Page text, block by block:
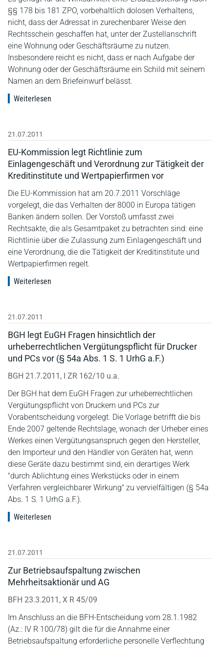
§§ 178 bis 181 ZPO, vorbehaltlich dolosen Verhaltens,
nicht, dass der Adressat in zurechenbarer Weise den
Rechtsschein geschaffen hat, unter der Zustellanschrift
eine Wohnung oder Geschäftsräume zu nutzen.
Insbesondere reicht es nicht, dass er nach Aufgabe der
Wohnung oder der Geschäftsräume ein Schild mit seinem
Namen an dem Briefeinwurf belässt.
Weiterlesen
21.07.2011
EU-Kommission legt Richtlinie zum
Einlagengeschäft und Verordnung zur Tätigkeit der
Kreditinstitute und Wertpapierfirmen vor
Die EU-Kommission hat am 20.7.2011 Vorschläge
vorgelegt, die das Verhalten der 8000 in Europa tätigen
Banken ändern sollen. Der Vorstoß umfasst zwei
Rechtsakte, die als Gesamtpaket zu betrachten sind: eine
Richtlinie über die Zulassung zum Einlagengeschäft und
eine Verordnung, die die Tätigkeit der Kreditinstitute und
Wertpapierfirmen regelt.
Weiterlesen
21.07.2011
BGH legt EuGH Fragen hinsichtlich der
urheberrechtlichen Vergütungspflicht für Drucker
und PCs vor (§ 54a Abs. 1 S. 1 UrhG a.F.)
BGH 21.7.2011, I ZR 162/10 u.a.
Der BGH hat dem EuGH Fragen zur urheberrechtlichen
Vergütungspflicht von Druckern und PCs zur
Vorabentscheidung vorgelegt. Die Vorlage betrifft die bis
Ende 2007 geltende Rechtslage, wonach der Urheber eines
Werkes einen Vergütungsanspruch gegen den Hersteller,
den Importeur und den Händler von Geräten hat, wenn
diese Geräte dazu bestimmt sind, ein derartiges Werk
"durch Ablichtung eines Werkstücks oder in einem
Verfahren vergleichbarer Wirkung" zu vervielfältigen (§ 54a
Abs. 1 S. 1 UrhG a.F.).
Weiterlesen
21.07.2011
Zur Betriebsaufspaltung zwischen
Mehrheitsaktionär und AG
BFH 23.3.2011, X R 45/09
Im Anschluss an die BFH-Entscheidung vom 28.1.1982
(Az.: IV R 100/78) gilt die für die Annahme einer
Betriebsaufspaltung erforderliche personelle Verflechtung